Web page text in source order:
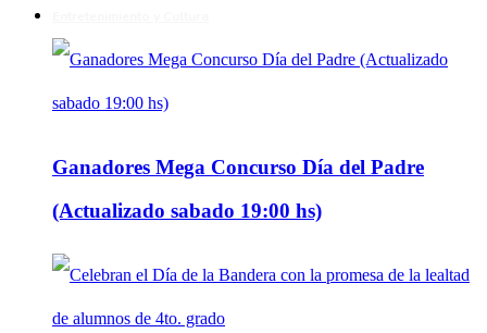
Ganadores Mega Concurso Día del Padre
(Actualizado sabado 19:00 hs)